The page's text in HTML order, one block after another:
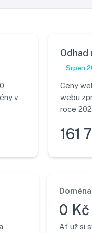
v
Srpen
Ceny
webu
roce
161
0 Kč
Ať už si